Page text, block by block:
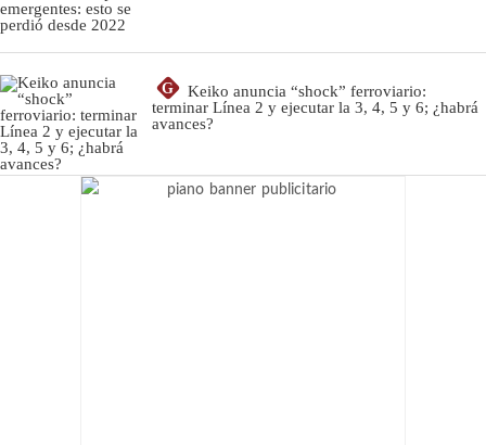
G
Keiko anuncia “shock” ferroviario:
terminar Línea 2 y ejecutar la 3, 4, 5 y 6; ¿habrá
avances?